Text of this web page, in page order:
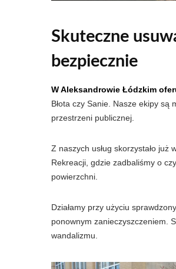
Skuteczne
bezpiecznie
W Aleksandrowie Łódzkim
Błota czy Sanie. Nasze ekipy
przestrzeni publicznej.
Z naszych usług skorzystało
Rekreacji, gdzie zadbaliśmy o
powierzchni.
Działamy przy użyciu
ponownym zanieczyszczeniem.
wandalizmu.